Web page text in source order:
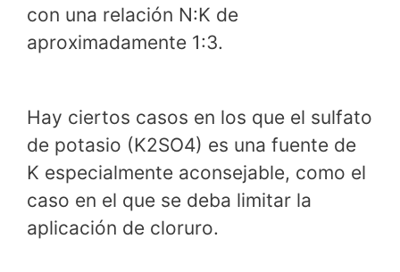
con una relación N:K de
aproximadamente 1:3.
Hay ciertos casos en los que el sulfato
de potasio (K2SO4) es una fuente de
K especialmente aconsejable, como el
caso en el que se deba limitar la
aplicación de cloruro.